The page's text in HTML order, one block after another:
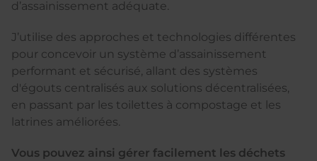
d’assainissement adéquate.
J’utilise des approches et technologies différentes
pour concevoir un système d’assainissement
performant et sécurisé, allant des systèmes
d'égouts centralisés aux solutions décentralisées,
en passant par les toilettes à compostage et les
latrines améliorées.
Vous pouvez ainsi gérer facilement les déchets